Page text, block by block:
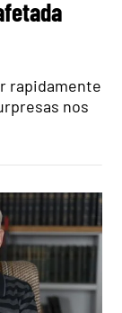
rapidamente
nos